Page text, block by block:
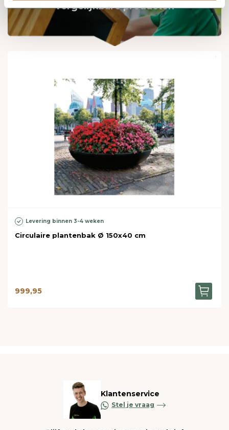
Vergelijkbare producten
Levering binnen 3-4 weken
Circulaire plantenbak Ø 150x40 cm
999,95
Klantenservice
Stel je vraag